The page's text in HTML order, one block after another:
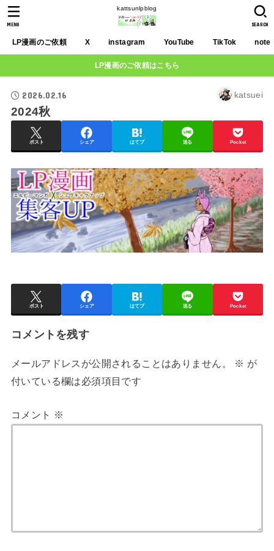
kattsunlpblog
LP漫画のご依頼 X instagram YouTube TikTok note
SEARCH
MENU
LP漫画のご依頼はこちら
2026.02.16 katsuei
2024秋
ポスト シェア はてブ 送る Pocket
ポスト シェア はてブ 送る Pocket
コメントを残す
メールアドレスが公開されることはありません。 ※ が
付いている欄は必須項目です
コメント ※